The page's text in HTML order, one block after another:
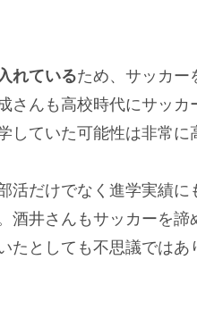
れているため、サッカー
さんも高校時代にサッ
していた可能性は非常に
活だけでなく進学実績
酒井さんもサッカーを
たとしても不思議ではあ